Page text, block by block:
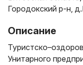
Городокский р-н,
Описание
Унитарного